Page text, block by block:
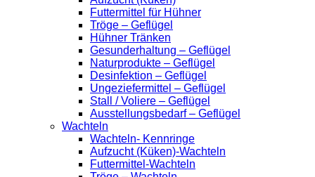
Futtermittel für Hühner
Tröge – Geflügel
Hühner Tränken
Gesunderhaltung – Geflügel
Naturprodukte – Geflügel
Desinfektion – Geflügel
Ungeziefermittel – Geflügel
Stall / Voliere – Geflügel
Ausstellungsbedarf – Geflügel
Wachteln
Wachteln- Kennringe
Aufzucht (Küken)-Wachteln
Futtermittel-Wachteln